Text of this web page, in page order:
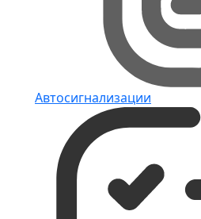
Автосигнализации